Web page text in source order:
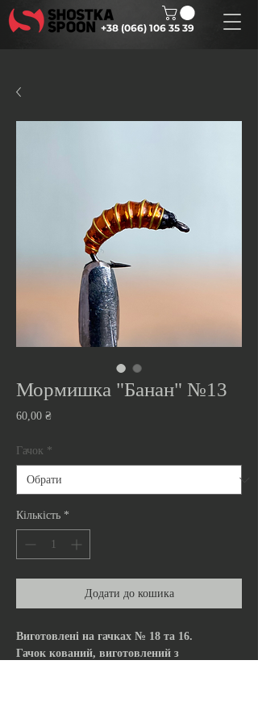
+38 (066) 106 35 39
Мормишка "Банан" №13
60,00 ₴Ціна
Гачок *
Кількість *
Додати до кошика
Виготовлені на гачках № 18 та 16.
Гачок кований, виготовлений з